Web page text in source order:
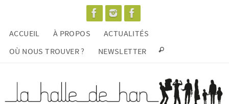
contenu
ACCUEIL À PROPOS
ACTUALITÉS
OÙ NOUS TROUVER ?
NEWSLETTER